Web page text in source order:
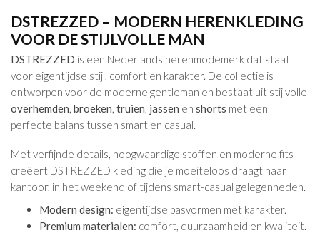
DSTREZZED – MODERN HERENKLEDING
VOOR DE STIJLVOLLE MAN
DSTREZZED is een Nederlands herenmodemerk dat staat
voor eigentijdse stijl, comfort en karakter. De collectie is
ontworpen voor de moderne gentleman en bestaat uit stijlvolle
overhemden, broeken, truien, jassen en shorts met een
perfecte balans tussen smart en casual.
Met verfijnde details, hoogwaardige stoffen en moderne fits
creëert DSTREZZED kleding die je moeiteloos draagt naar
kantoor, in het weekend of tijdens smart-casual gelegenheden.
Modern design: eigentijdse pasvormen met karakter.
Premium materialen: comfort, duurzaamheid en kwaliteit.